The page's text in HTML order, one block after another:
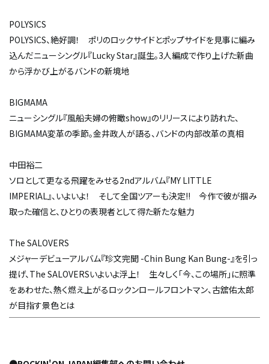
POLYSICS
POLYSICS、絶好調！ ポリのロックサイドとポップサイドを見事に編み
込んだニューシングル『Lucky Star』誕生。3人編成で作り上げた新曲
から浮かび上がるバンドの新境地
BIGMAMA
ニューシングル『風船夫婦の俯瞰show』のリリースにより訪れた、
BIGMAMA変革の季節。金井政人が語る、バンドの内部改革の真相
中田裕二
ソロとして更なる飛躍をみせる2ndアルバム『MY LITTLE
IMPERIAL』、いよいよ！ そして全国ツアーも決定!! 今作で彼が掴み
取った確信と、ひとりの表現者として得た新たな魅力
The SALOVERS
メジャーデビューアルバム『珍文完聞 -Chin Bung Kan Bung-』を引っ
提げ、The SALOVERSいよいよ浮上！ 生々しく「今、この場所」に照準
をあわせた、熱く燃え上がるロックンロール――フロントマン、古舘佑太郎
が目指す景色とは